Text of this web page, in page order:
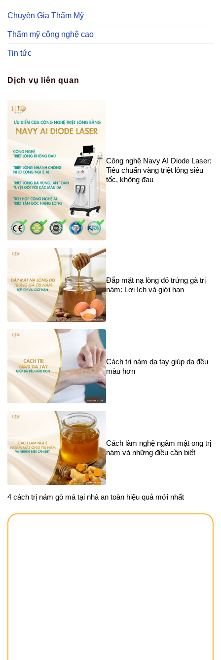
Chuyên Gia Thẩm Mỹ
Thẩm mỹ công nghệ cao
Tin tức
Dịch vụ liên quan
Công nghệ Navy AI Diode Laser:
Tiêu chuẩn vàng triệt lông siêu
tốc, không đau
Đắp mặt nạ lòng đỏ trứng gà trị
nám: Lợi ích và giới hạn
Cách trị nám da tay giúp da đều
màu hơn
Cách làm nghệ ngâm mật ong trị
nám và những điều cần biết
4 cách trị nám gò má tại nhà an toàn hiệu quả mới nhất